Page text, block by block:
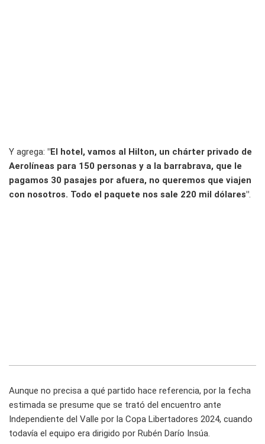
Y agrega: "El hotel, vamos al Hilton, un chárter privado de
Aerolíneas para 150 personas y a la barrabrava, que le
pagamos 30 pasajes por afuera, no queremos que viajen
con nosotros. Todo el paquete nos sale 220 mil dólares".
Aunque no precisa a qué partido hace referencia, por la fecha
estimada se presume que se trató del encuentro ante
Independiente del Valle por la Copa Libertadores 2024, cuando
todavía el equipo era dirigido por Rubén Darío Insúa.